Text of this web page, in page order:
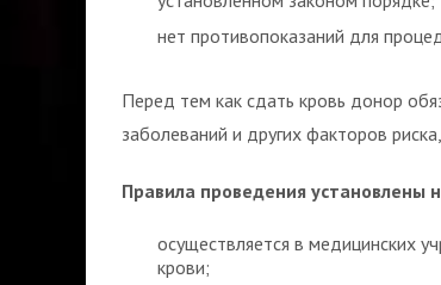
нет противопоказаний для
Перед тем как сдать кровь донор
заболеваний и других факторов
Правила проведения установлены
осуществляется в медицинских
крови;